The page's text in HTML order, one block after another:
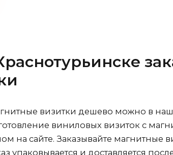
визитки дешево можно в
виниловых визиток с
на сайте. Заказывайте магнитные
упаковывается и доставляется